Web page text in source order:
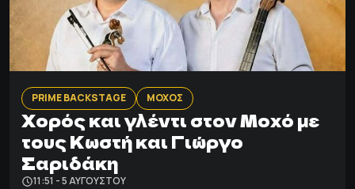
PRIME BACKSTAGE ΜΟΧΟΣ
Χορός και γλέντι στον Μοχό με
τους Κωστή και Γιώργο
Σαριδάκη
11:51 - 5 ΑΥΓΟΎΣΤΟΥ